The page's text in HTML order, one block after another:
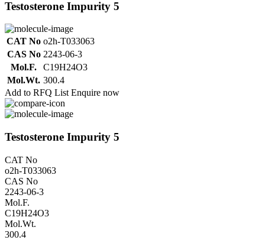
Testosterone Impurity 5
CAT No o2h-T033063
CAS No 2243-06-3
Mol.F.
C19H24O3
Mol.Wt. 300.4
Add to RFQ List Enquire now
Testosterone Impurity 5
CAT No
o2h-T033063
CAS No
2243-06-3
Mol.F.
C19H24O3
Mol.Wt.
300.4